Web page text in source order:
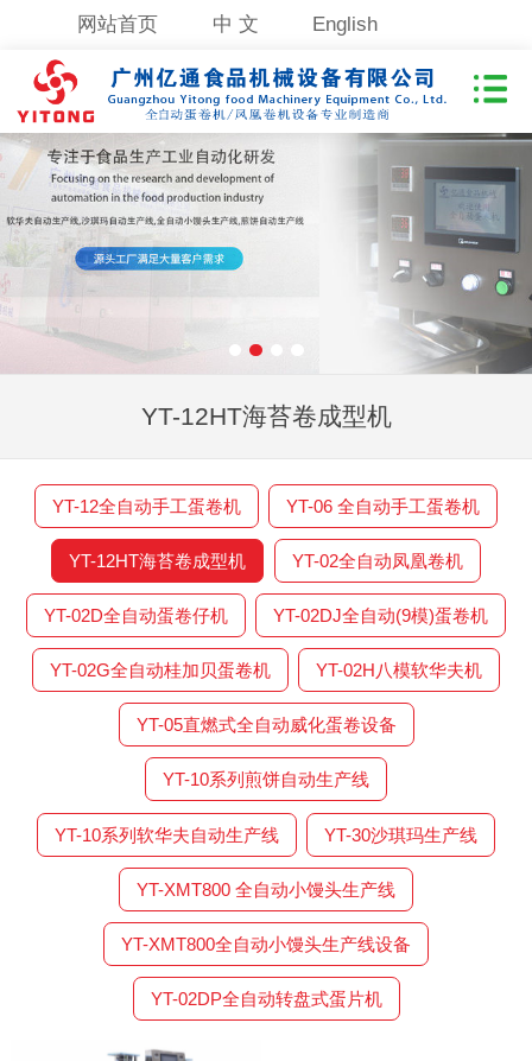
网站首页 中 文 English
YT-12HT海苔卷成型机
YT-12全自动手工蛋卷机 YT-06 全自动手工蛋卷机
YT-12HT海苔卷成型机 YT-02全自动凤凰卷机
YT-02D全自动蛋卷仔机 YT-02DJ全自动(9模)蛋卷机
YT-02G全自动桂加贝蛋卷机 YT-02H八模软华夫机
YT-05直燃式全自动威化蛋卷设备
YT-10系列煎饼自动生产线
YT-10系列软华夫自动生产线 YT-30沙琪玛生产线
YT-XMT800 全自动小馒头生产线
YT-XMT800全自动小馒头生产线设备
YT-02DP全自动转盘式蛋片机